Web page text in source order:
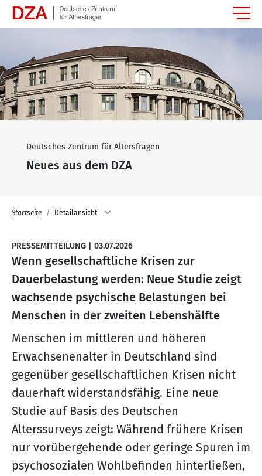
Deutsches Zentrum für Altersfragen
Neues aus dem DZA
Startseite Detailansicht
PRESSEMITTEILUNG 03.07.2026
Wenn gesellschaftliche Krisen zur
Dauerbelastung werden: Neue Studie zeigt
wachsende psychische Belastungen bei
Menschen in der zweiten Lebenshälfte
Menschen im mittleren und höheren
Erwachsenenalter in Deutschland sind
gegenüber gesellschaftlichen Krisen nicht
dauerhaft widerstandsfähig. Eine neue
Studie auf Basis des Deutschen
Alterssurveys zeigt: Während frühere Krisen
nur vorübergehende oder geringe Spuren im
psychosozialen Wohlbefinden hinterließen,